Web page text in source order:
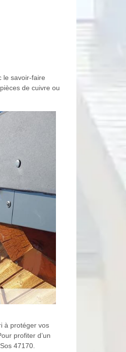
le savoir-faire
de cuivre ou
à protéger vos
profiter d’un
47170.